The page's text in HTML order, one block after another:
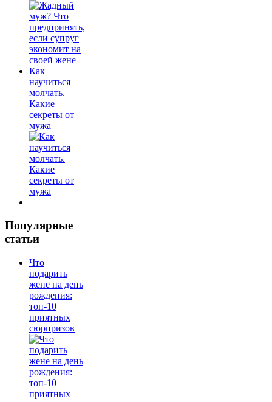
Как
научиться
молчать.
Какие
секреты от
мужа
Популярные
статьи
Что
подарить
жене на день
рождения:
топ-10
приятных
сюрпризов